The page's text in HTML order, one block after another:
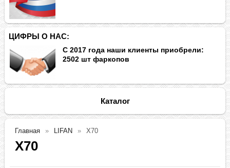
ЦИФРЫ О НАС:
С 2017 года наши клиенты приобрели:
2502 шт фаркопов
Каталог
Главная LIFAN X70
X70